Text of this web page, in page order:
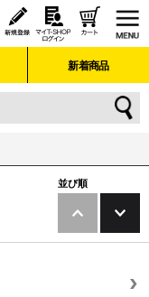
新着商品
並び順